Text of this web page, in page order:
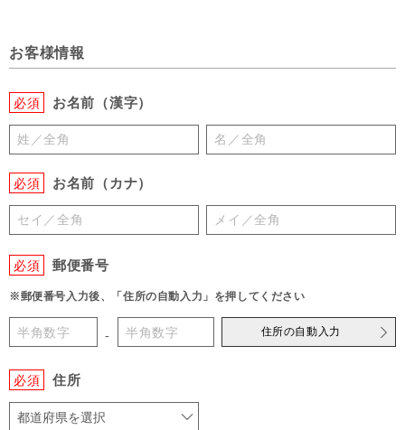
お客様情報
必須 お名前（漢字）
必須 お名前（カナ）
必須 郵便番号
※郵便番号入力後、「住所の自動入力」を押してください
- 住所の自動入力
必須 住所
都道府県を選択